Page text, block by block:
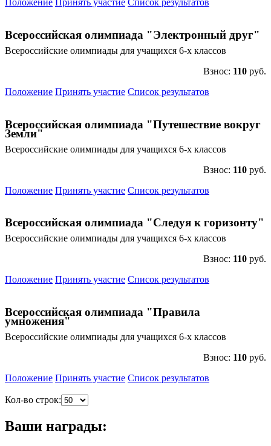
Положение Принять участие Список результатов
Всероссийская олимпиада "Электронный друг"
Всероссийские олимпиады для учащихся 6-х классов
Взнос: 110 руб.
Положение Принять участие Список результатов
Всероссийская олимпиада "Путешествие вокруг
Земли"
Всероссийские олимпиады для учащихся 6-х классов
Взнос: 110 руб.
Положение Принять участие Список результатов
Всероссийская олимпиада "Следуя к горизонту"
Всероссийские олимпиады для учащихся 6-х классов
Взнос: 110 руб.
Положение Принять участие Список результатов
Всероссийская олимпиада "Правила
умножения"
Всероссийские олимпиады для учащихся 6-х классов
Взнос: 110 руб.
Положение Принять участие Список результатов
Кол-во строк:
Ваши награды: